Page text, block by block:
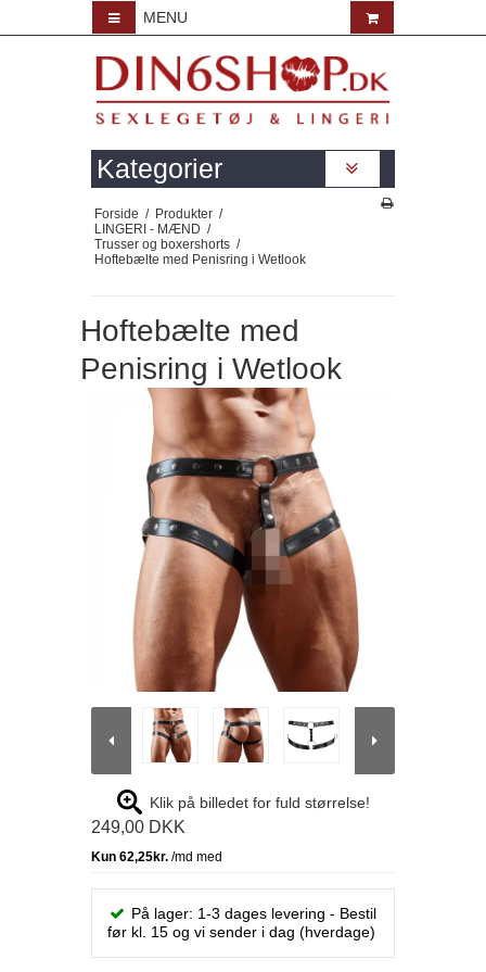
MENU
Kategorier
Forside / Produkter /
LINGERI - MÆND /
Trusser og boxershorts /
Hoftebælte med Penisring i Wetlook
Hoftebælte med
Penisring i Wetlook
Klik på billedet for fuld størrelse!
249,00 DKK
På lager: 1-3 dages levering - Bestil
før kl. 15 og vi sender i dag (hverdage)